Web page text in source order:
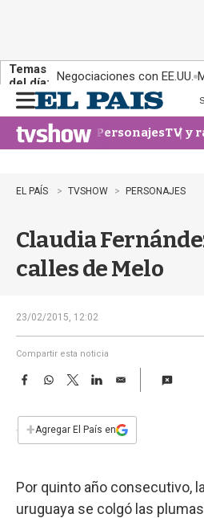
Temas
del día: Negociaciones con EE.UU.
n
u
PersonajesTV y
EL PAÍS TVSHOW PERSONAJES
Claudia
calles de Melo
23/02/2015, 12:02
Compartir esta noticia
F
e
b
k
W
s
p
T
w
t
L
n
E
i
l
+Agregar El País en
Por quinto año consecutivo,
uruguaya se colgó las